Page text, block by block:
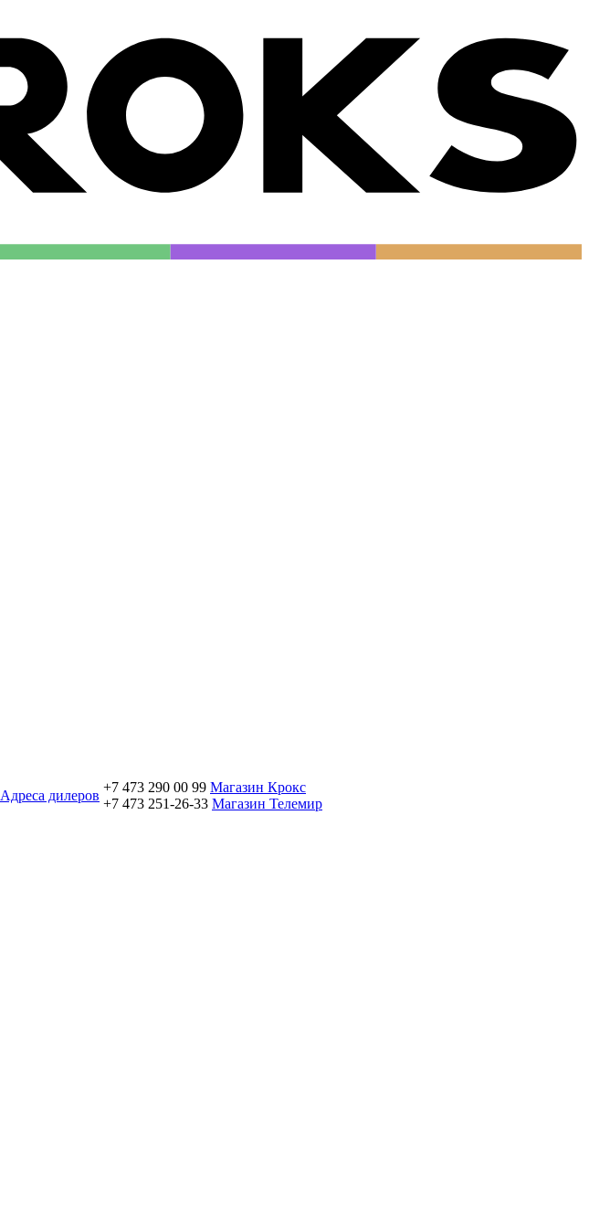
Aдреса дилеров
+7 473 290 00 99 Магазин Крокс
+7 473 251-26-33 Магазин Телемир